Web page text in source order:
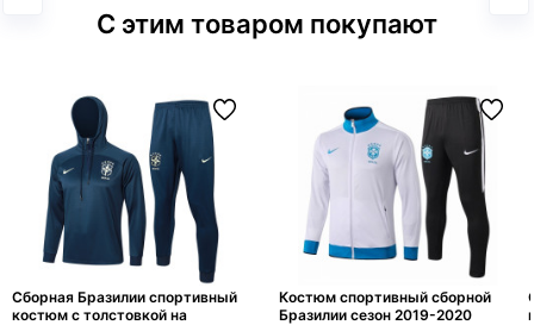
С этим товаром покупают
Сборная Бразилии спортивный
костюм с толстовкой на
Костюм спортивный сборной
Бразилии сезон 2019-2020